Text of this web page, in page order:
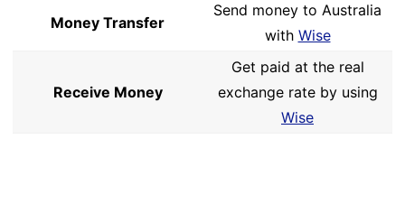
Money Transfer
Send money to Australia
with Wise
Receive Money
Get paid at the real
exchange rate by using
Wise